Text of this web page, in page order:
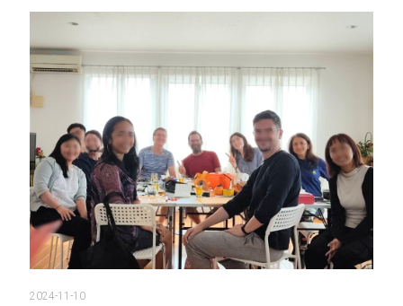
2024-11-10